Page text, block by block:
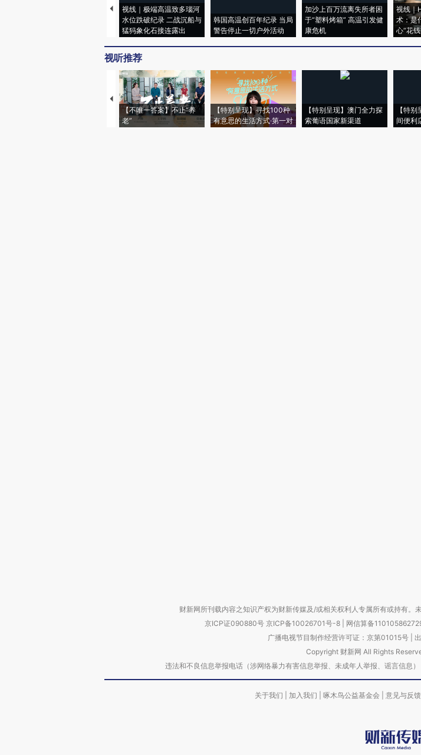
视线｜极端高温致多瑙河
水位跌破纪录 二战沉船与
猛犸象化石接连露出
韩国高温创百年纪录 当局
警告停止一切户外活动
加沙上百万流离失所者困
于“塑料烤箱” 高温引发健
康危机
视线｜
术：是
心“花
视听推荐
【不唯一答案】不止“养
老”
【特别呈现】寻找100种
有意思的生活方式·第一对
【特别呈现】澳门全力探
索葡语国家新渠道
【特
间便利
财新网所刊载内容之知识产权为财新传媒及/或相关权利人专属所有或持有。
京ICP证090880号 京ICP备10026701号-8 网信算备
广播电视节目制作经营许可证：京第01015号|
Copyright 财新网 All Rights
违法和不良信息举报电话（涉网络暴力有害信息举报、未成年人举报、谣言信
关于我们 加入我们 啄木鸟公益基金会 意见与反馈